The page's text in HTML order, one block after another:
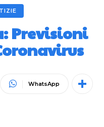
Previsioni
WhatsApp